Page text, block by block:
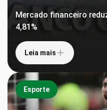
Mercado financeiro
4,81%
Leia mais
Esporte